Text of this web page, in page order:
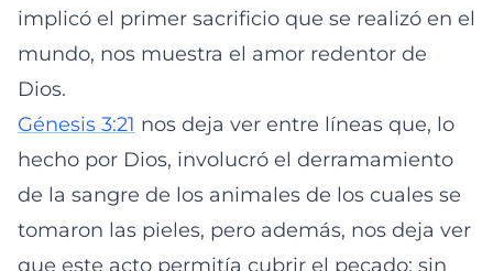
implicó el primer sacrificio que se realizó en el
mundo, nos muestra el amor redentor de
Dios.
Génesis 3:21 nos deja ver entre líneas que, lo
hecho por Dios, involucró el derramamiento
de la sangre de los animales de los cuales se
tomaron las pieles, pero además, nos deja ver
que este acto permitía cubrir el pecado; sin